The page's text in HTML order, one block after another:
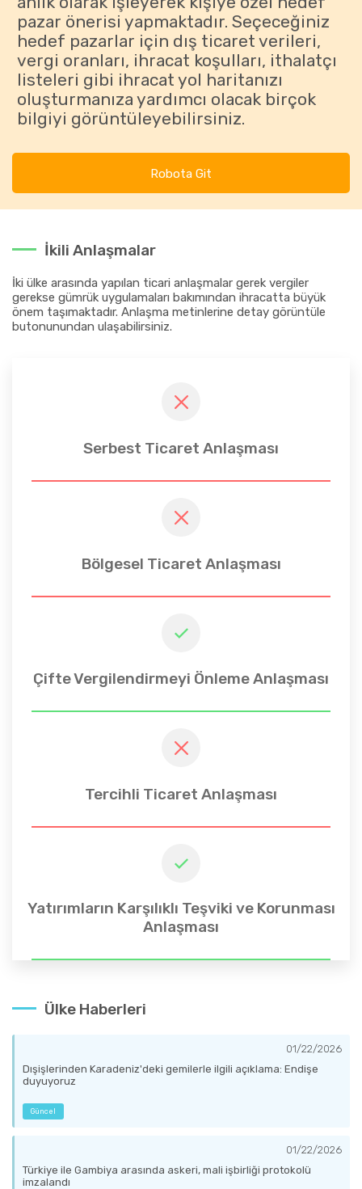
pazar önerisi yapmaktadır. Seçeceğiniz
hedef pazarlar için dış ticaret verileri,
vergi oranları, ihracat koşulları, ithalatçı
listeleri gibi ihracat yol haritanızı
oluşturmanıza yardımcı olacak birçok
bilgiyi görüntüleyebilirsiniz.
Robota Git
İkili Anlaşmalar
İki ülke arasında yapılan ticari anlaşmalar gerek vergiler
gerekse gümrük uygulamaları bakımından ihracatta büyük
önem taşımaktadır. Anlaşma metinlerine detay görüntüle
butonunundan ulaşabilirsiniz.
Serbest Ticaret Anlaşması
Bölgesel Ticaret Anlaşması
Çifte Vergilendirmeyi Önleme Anlaşması
Tercihli Ticaret Anlaşması
Yatırımların Karşılıklı Teşviki ve Korunması
Anlaşması
Ülke Haberleri
01/22/2026
Dışişlerinden Karadeniz'deki gemilerle ilgili açıklama: Endişe
duyuyoruz
Güncel
01/22/2026
Türkiye ile Gambiya arasında askeri, mali işbirliği protokolü
imzalandı